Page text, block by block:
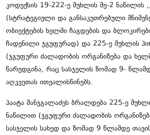
კოდექსის 19-222-ე მუხლის მე-2 ნაწილის
(სტრატეგიული და განსაკუთრებული
ობიექტების ხელში ჩაგდების და
ჩადენილი ჯგუფურად) და 225-ე მუხლის
(ჯგუფური ძალადობის ორგანიზება და
წარედგინა, რაც სასჯელის ზომად 9-
აღკვეთას ითვალისწინებს.
პაატა მანჯგალაძეს ბრალდება 225-ე
ნაწილით (ჯგუფური ძალადობის
სასჯელის სახედ და ზომად 9 წლამდე